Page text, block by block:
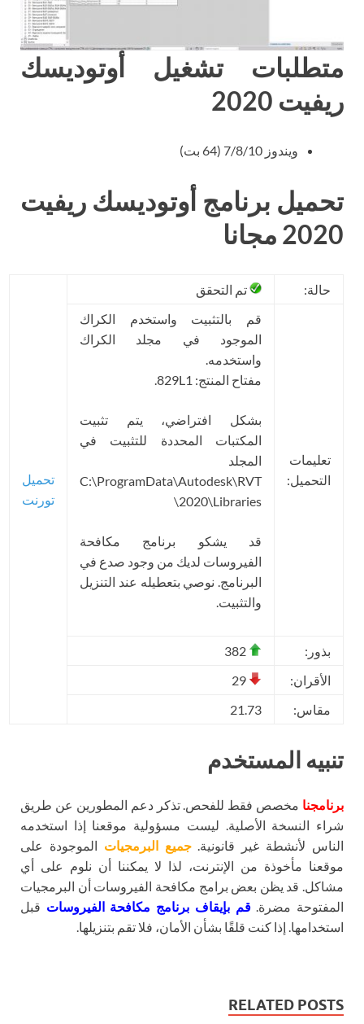
متطلبات تشغيل أوتوديسك
ريفيت 2020
ويندوز 7/8/10 (64 بت)
تحميل برنامج أوتوديسك ريفيت
2020 مجانا
حالة: تم التحقق
تحميل
تورنت
تعليمات
التحميل:
قم بالتثبيت واستخدم الكراك
الموجود في مجلد الكراك
واستخدمه.
مفتاح المنتج: 829L1.
بشكل افتراضي، يتم تثبيت
المكتبات المحددة للتثبيت في
المجلد
C:\ProgramData\Autodesk\RVT
2020\Libraries\
قد يشكو برنامج مكافحة
الفيروسات لديك من وجود صدع في
البرنامج. نوصي بتعطيله عند التنزيل
والتثبيت.
بذور:
الأقران:
مقاس:
21.73
تنبيه المستخدم
برنامجنا مخصص فقط للفحص. تذكر دعم المطورين عن طريق
شراء النسخة الأصلية. ليست مسؤولية موقعنا إذا استخدمه
الناس لأنشطة غير قانونية.جميع البرمجيات الموجودة على
موقعنا مأخوذة من الإنترنت، لذا لا يمكننا أن نلوم على أي
مشاكل. قد يظن بعض برامج مكافحة الفيروسات أن البرمجيات
المفتوحة مضرة.قم بإيقاف برنامج مكافحة الفيروسات قبل
استخدامها. إذا كنت قلقًا بشأن الأمان، فلا تقم بتنزيلها.
RELATED POSTS